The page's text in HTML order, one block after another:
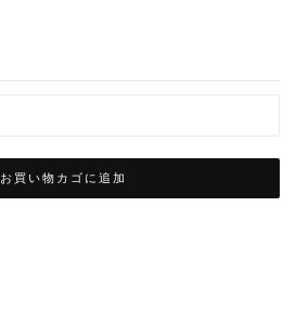
お買い物カゴに追加